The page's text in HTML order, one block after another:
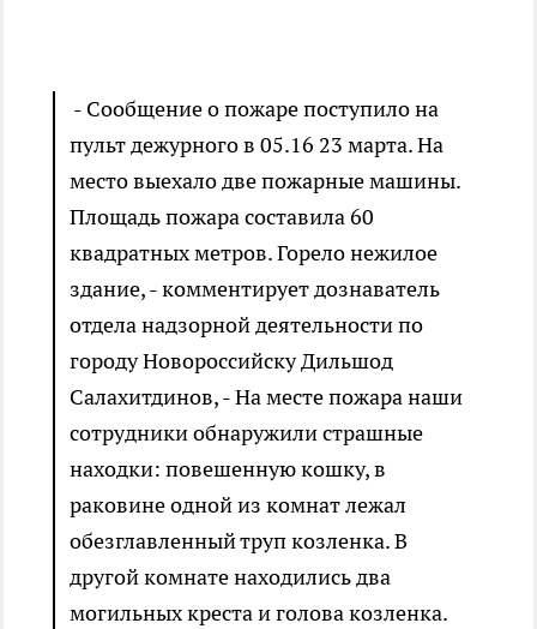
- Сообщение о пожаре поступило на
пульт дежурного в 05.16 23 марта. На
место выехало две пожарные машины.
Площадь пожара составила 60
квадратных метров. Горело нежилое
здание, - комментирует дознаватель
отдела надзорной деятельности по
городу Новороссийску Дильшод
Салахитдинов, - На месте пожара наши
сотрудники обнаружили страшные
находки: повешенную кошку, в
раковине одной из комнат лежал
обезглавленный труп козленка. В
другой комнате находились два
могильных креста и голова козленка.